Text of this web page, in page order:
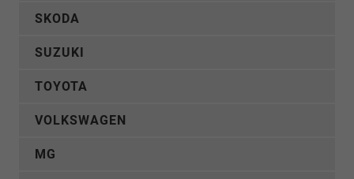
SKODA
SUZUKI
TOYOTA
VOLKSWAGEN
MG